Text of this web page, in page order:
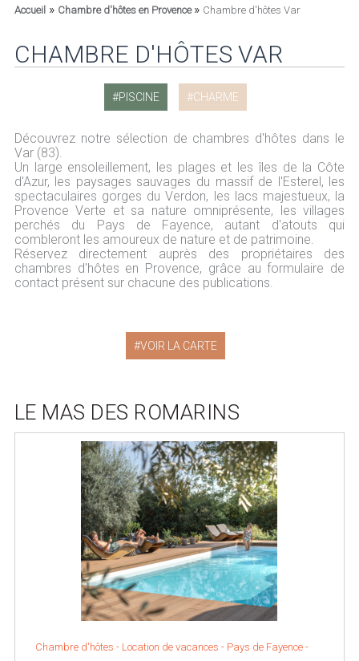
Accueil» Chambre d'hôtes en Provence » Chambre d'hôtes Var
CHAMBRE D'HÔTES VAR
PISCINE CHARME
Découvrez notre sélection de chambres d'hôtes dans le
Var (83).
Un large ensoleillement, les plages et les îles de la Côte
d'Azur, les paysages sauvages du massif de l'Esterel, les
spectaculaires gorges du Verdon, les lacs majestueux, la
Provence Verte et sa nature omniprésente, les villages
perchés du Pays de Fayence, autant d'atouts qui
combleront les amoureux de nature et de patrimoine.
Réservez directement auprès des propriétaires des
chambres d'hôtes en Provence, grâce au formulaire de
contact présent sur chacune des publications.
VOIR LA CARTE
LE MAS DES ROMARINS
Chambre d'hôtes - Location de vacances - Pays de Fayence -